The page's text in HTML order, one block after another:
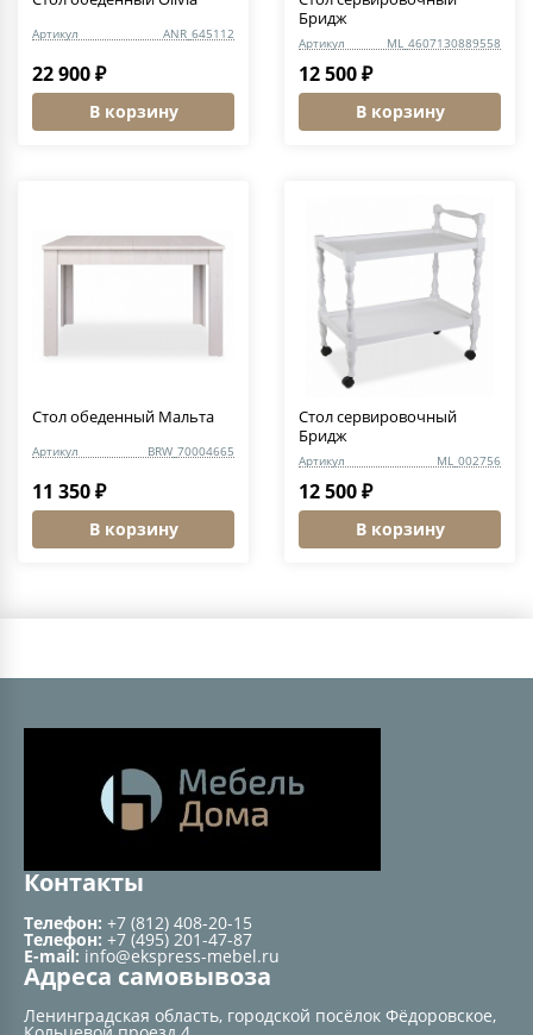
Артикул ANR_645112
22 900 ₽
В корзину
Бридж
Артикул ML_4607130889558
12 500 ₽
В корзину
Стол обеденный Мальта
Артикул BRW_70004665
11 350 ₽
В корзину
Стол сервировочный
Бридж
Артикул ML_002756
12 500 ₽
В корзину
Контакты
Телефон: +7 (812) 408-20-15
Телефон: +7 (495) 201-47-87
E-mail: info@ekspress-mebel.ru
Адреса самовывоза
Ленинградская область, городской посёлок Фёдоровское,